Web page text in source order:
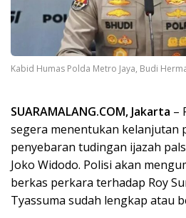
Kabid Humas Polda Metro Jaya, Budi
SUARAMALANG.COM, Jakarta –
segera menentukan kelanjutan
penyebaran tudingan ijazah
Joko Widodo. Polisi akan
berkas perkara terhadap Roy
Tyassuma sudah lengkap atau